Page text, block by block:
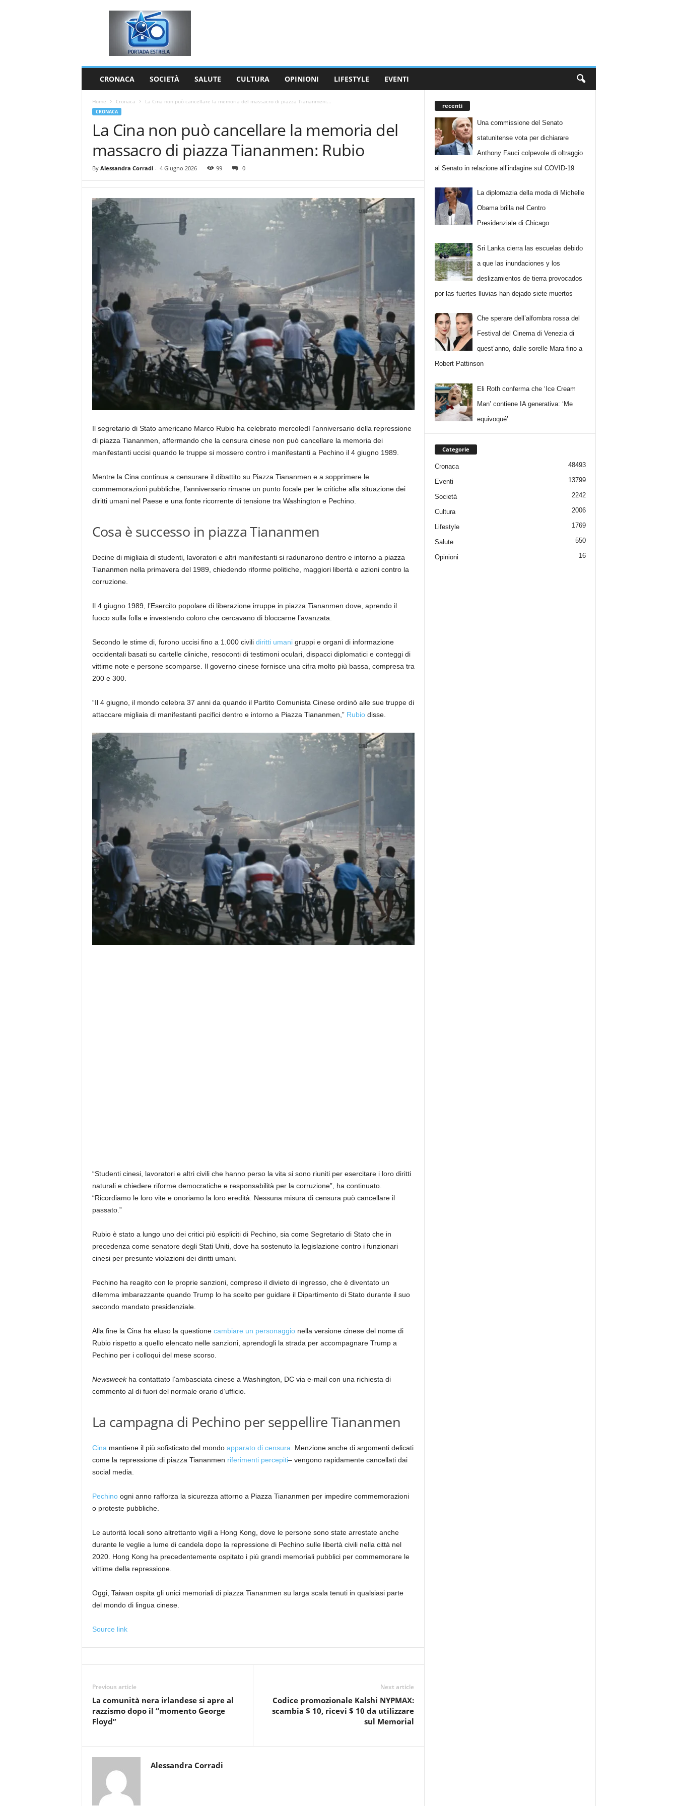
CRONACA SOCIETÀ SALUTE CULTURA OPINIONI LIFESTYLE EVENTI
Home Cronaca La Cina non può cancellare la memoria del massacro di piazza Tiananmen:...
CRONACA
La Cina non può cancellare la memoria del
massacro di piazza Tiananmen: Rubio
By Alessandra Corradi- 4 Giugno 2026 99 0
Il segretario di Stato americano Marco Rubio ha celebrato mercoledì l’anniversario della repressione
di piazza Tiananmen, affermando che la censura cinese non può cancellare la memoria dei
manifestanti uccisi quando le truppe si mossero contro i manifestanti a Pechino il 4 giugno 1989.
Mentre la Cina continua a censurare il dibattito su Piazza Tiananmen e a sopprimere le
commemorazioni pubbliche, l’anniversario rimane un punto focale per le critiche alla situazione dei
diritti umani nel Paese e una fonte ricorrente di tensione tra Washington e Pechino.
Cosa è successo in piazza Tiananmen
Decine di migliaia di studenti, lavoratori e altri manifestanti si radunarono dentro e intorno a piazza
Tiananmen nella primavera del 1989, chiedendo riforme politiche, maggiori libertà e azioni contro la
corruzione.
Il 4 giugno 1989, l’Esercito popolare di liberazione irruppe in piazza Tiananmen dove, aprendo il
fuoco sulla folla e investendo coloro che cercavano di bloccarne l’avanzata.
Secondo le stime di, furono uccisi fino a 1.000 civili diritti umanigruppi e organi di informazione
occidentali basati su cartelle cliniche, resoconti di testimoni oculari, dispacci diplomatici e conteggi di
vittime note e persone scomparse. Il governo cinese fornisce una cifra molto più bassa, compresa tra
200 e 300.
“Il 4 giugno, il mondo celebra 37 anni da quando il Partito Comunista Cinese ordinò alle sue truppe di
attaccare migliaia di manifestanti pacifici dentro e intorno a Piazza Tiananmen,” Rubiodisse.
“Studenti cinesi, lavoratori e altri civili che hanno perso la vita si sono riuniti per esercitare i loro diritti
naturali e chiedere riforme democratiche e responsabilità per la corruzione”, ha continuato.
“Ricordiamo le loro vite e onoriamo la loro eredità. Nessuna misura di censura può cancellare il
passato.”
Rubio è stato a lungo uno dei critici più espliciti di Pechino, sia come Segretario di Stato che in
precedenza come senatore degli Stati Uniti, dove ha sostenuto la legislazione contro i funzionari
cinesi per presunte violazioni dei diritti umani.
Pechino ha reagito con le proprie sanzioni, compreso il divieto di ingresso, che è diventato un
dilemma imbarazzante quando Trump lo ha scelto per guidare il Dipartimento di Stato durante il suo
secondo mandato presidenziale.
Alla fine la Cina ha eluso la questione cambiare un personaggio nella versione cinese del nome di
Rubio rispetto a quello elencato nelle sanzioni, aprendogli la strada per accompagnare Trump a
Pechino per i colloqui del mese scorso.
Newsweekha contattato l’ambasciata cinese a Washington, DC via e-mail con una richiesta di
commento al di fuori del normale orario d’ufficio.
La campagna di Pechino per seppellire Tiananmen
Cina mantiene il più sofisticato del mondo apparato di censura . Menzione anche di argomenti delicati
come la repressione di piazza Tiananmen riferimenti percepiti– vengono rapidamente cancellati dai
social media.
Pechinoogni anno rafforza la sicurezza attorno a Piazza Tiananmen per impedire commemorazioni
o proteste pubbliche.
Le autorità locali sono altrettanto vigili a Hong Kong, dove le persone sono state arrestate anche
durante le veglie a lume di candela dopo la repressione di Pechino sulle libertà civili nella città nel
2020. Hong Kong ha precedentemente ospitato i più grandi memoriali pubblici per commemorare le
vittime della repressione.
Oggi, Taiwan ospita gli unici memoriali di piazza Tiananmen su larga scala tenuti in qualsiasi parte
del mondo di lingua cinese.
Source link
Previous article
La comunità nera irlandese si apre al
razzismo dopo il “momento George
Floyd”
Next article
Codice promozionale Kalshi NYPMAX:
scambia $ 10, ricevi $ 10 da utilizzare
sul Memorial
Alessandra Corradi
recenti
Una commissione del Senato
statunitense vota per dichiarare
Anthony Fauci colpevole di oltraggio
al Senato in relazione all’indagine sul COVID-19
La diplomazia della moda di Michelle
Obama brilla nel Centro
Presidenziale di Chicago
Sri Lanka cierra las escuelas debido
a que las inundaciones y los
deslizamientos de tierra provocados
por las fuertes lluvias han dejado siete muertos
Che sperare dell’alfombra rossa del
Festival del Cinema di Venezia di
quest’anno, dalle sorelle Mara fino a
Robert Pattinson
Eli Roth conferma che ‘Ice Cream
Man’ contiene IA generativa: ‘Me
equivoqué’.
Categorie
Cronaca 48493
Eventi 13799
Società 2242
Cultura 2006
Lifestyle 1769
Salute 550
Opinioni 16